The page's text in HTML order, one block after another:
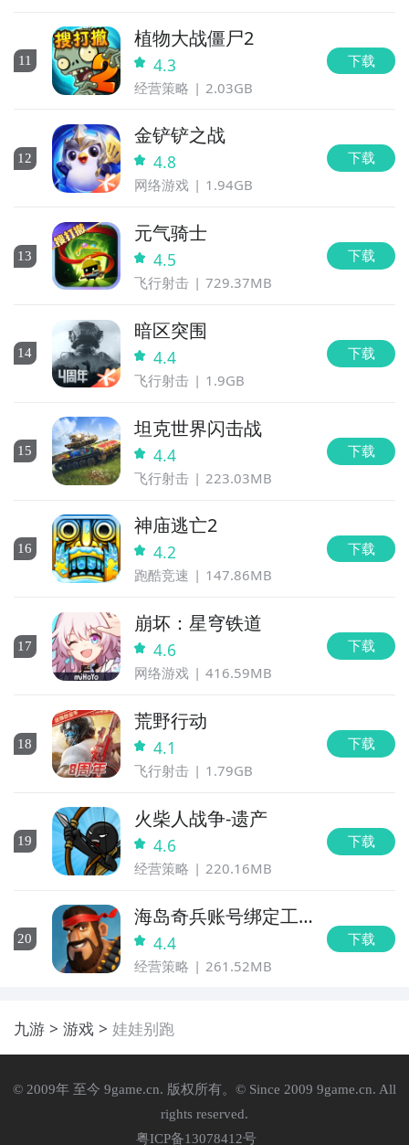
11
植物大战僵尸2
4.3
经营策略 2.03GB
下载
12
金铲铲之战
4.8
网络游戏 1.94GB
下载
13
元气骑士
4.5
飞行射击 729.37MB
下载
14
暗区突围
4.4
飞行射击 1.9GB
下载
15
坦克世界闪击战
4.4
飞行射击 223.03MB
下载
16
神庙逃亡2
4.2
跑酷竞速 147.86MB
下载
17
崩坏：星穹铁道
4.6
网络游戏 416.59MB
下载
18
荒野行动
4.1
飞行射击 1.79GB
下载
19
火柴人战争-遗产
4.6
经营策略 220.16MB
下载
20
海岛奇兵账号绑定工
具 4.4
经营策略 261.52MB
下载
九游 游戏 娃娃别跑
© 2009年 至今 9game.cn. 版权所有。© Since 2009 9game.cn. All
rights reserved.
粤ICP备13078412号